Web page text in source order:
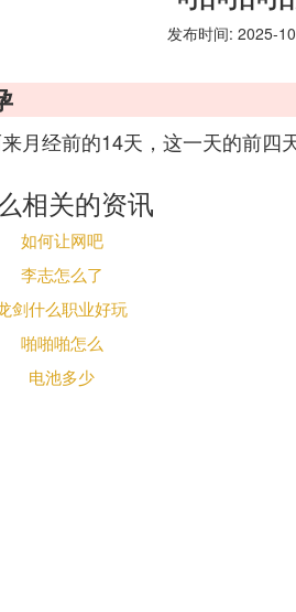
发布时间: 2025-
月经前的14天，这一天的前四
相关的资讯
如何让网吧
李志怎么了
剑什么职业好玩
啪啪啪怎么
电池多少